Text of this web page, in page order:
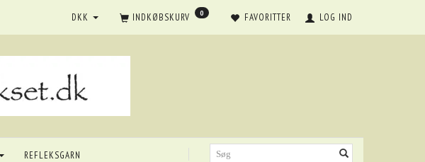
FAVORITTER LOG IND
INDKØBSKURV 0
DKK
REFLEKSGARN